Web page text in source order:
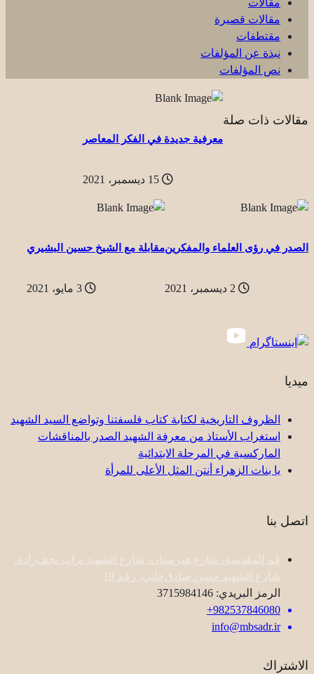
مقالات قصيرة
مقتطفات
نبذة عن المؤلفات
نص المؤلفات
مقالات ذات صلة
معرفية جديدة في الفكر المعاصر
الصدر في رؤى العلماء والمفكرينمقابلة مع الشيخ حسين البشيري
ميديا
الظروف التاريخية لكتابة كتاب فلسفتنا وتواضع السيد الشهيد
استغراب الأستاذ من معرفة الشهيد الصدر بالمناقشات
الماركسية في المرحلة الابتدائية
یا بنات الزهراء أنتن المثل الأعلى للمرأة
اتصل بنا
قم المقدسة، شارع هنرستان، شارع الشهيد تراب نجف‌زاده،
شارع الشهيد حسن صادق‌خاني، رقم 19
الرمز البريدي: 3715984146
982537846080+
info@mbsadr.ir
الاشتراك